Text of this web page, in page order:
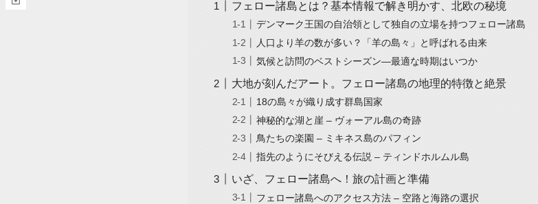
フェロー諸島とは？基本情報で解き明かす、北欧の秘境
デンマーク王国の自治領として独自の立場を持つフェロー諸島
人口より羊の数が多い？「羊の島々」と呼ばれる由来
気候と訪問のベストシーズン—最適な時期はいつか
大地が刻んだアート。フェロー諸島の地理的特徴と絶景
18の島々が織り成す群島国家
神秘的な湖と崖 – ヴォーアル島の奇跡
鳥たちの楽園 – ミキネス島のパフィン
指先のようにそびえる伝説 – ティンドホルムル島
いざ、フェロー諸島へ！旅の計画と準備
フェロー諸島へのアクセス方法 – 空路と海路の選択